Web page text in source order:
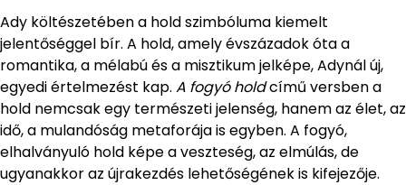
Ady költészetében a hold szimbóluma kiemelt
jelentőséggel bír. A hold, amely évszázadok óta a
romantika, a mélabú és a misztikum jelképe, Adynál új,
egyedi értelmezést kap. A fogyó holdcímű versben a
hold nemcsak egy természeti jelenség, hanem az élet, az
idő, a mulandóság metaforája is egyben. A fogyó,
elhalványuló hold képe a veszteség, az elmúlás, de
ugyanakkor az újrakezdés lehetőségének is kifejezője.